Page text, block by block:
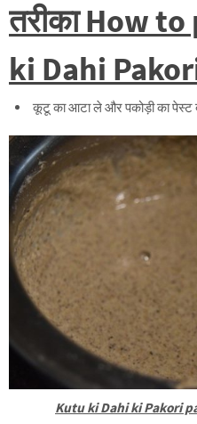
तरीका How
ki Dahi
कूटू का आटा ले और पकोड़ी का पेस्ट
Kutu ki Dahi ki Pakori